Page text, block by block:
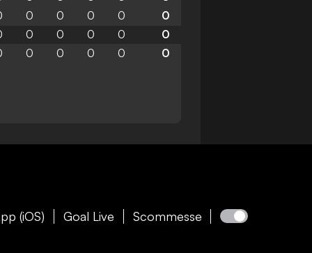
0 0 0 0
0
0 0 0 0
0
0 0 0 0 0
(iOS) Goal Live Scommesse